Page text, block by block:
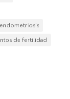
de fertilidad